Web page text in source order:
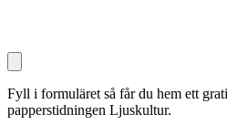
Fyll i formuläret så får du hem ett
papperstidningen Ljuskultur.